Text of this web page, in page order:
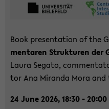
Book pre­sen­ta­ti­on of the
men­ta­ren Struk­tu­ren der
Laura Se­ga­to,
tor Ana Mi­ran­da Mora
24 June 2026, 18:30 -